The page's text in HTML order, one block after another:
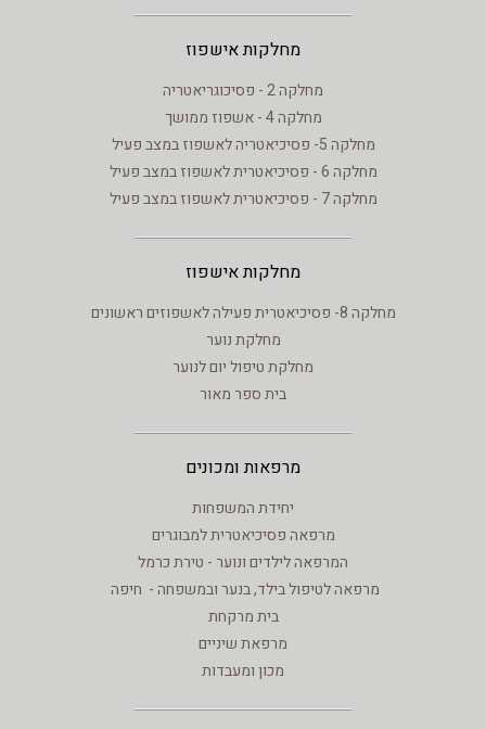
מחלקות אישפוז
מחלקה 2 - פסיכוגריאטריה
מחלקה 4 - אשפוז ממושך
מחלקה 5- פסיכיאטריה לאשפוז במצב פעיל
מחלקה 6 - פסיכיאטרית לאשפוז במצב פעיל
מחלקה 7 - פסיכיאטרית לאשפוז במצב פעיל
מחלקות אישפוז
מחלקה 8- פסיכיאטרית פעילה לאשפוזים ראשונים
מחלקת נוער
מחלקת טיפול יום לנוער
בית ספר מאור
מרפאות ומכונים
יחידת המשפחות
מרפאה פסיכיאטרית למבוגרים
המרפאה לילדים ונוער - טירת כרמל
מרפאה לטיפול בילד, בנער ובמשפחה - חיפה
בית מרקחת
מרפאת שיניים
מכון ומעבדות